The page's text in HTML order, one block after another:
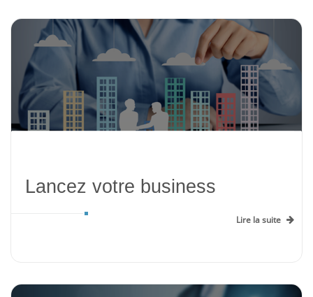
Lancez votre business
Lire la suite